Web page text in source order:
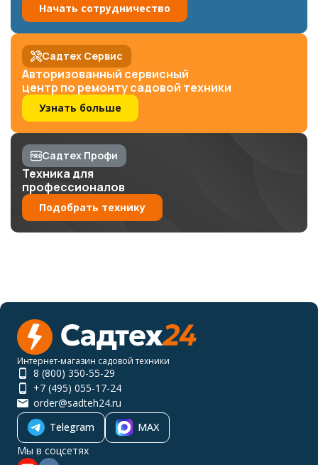
Начать сотрудничество
Садтех Сервис
Авторизованный сервисный
центр по ремонту садовой техники
Узнать больше
Садтех Профи
Техника для
профессионалов
Подобрать технику
Интернет-магазин садовой техники
8 (800) 350-55-29
+7 (495) 055-17-24
order@sadteh24.ru
Telegram
MAX
Мы в соцсетях